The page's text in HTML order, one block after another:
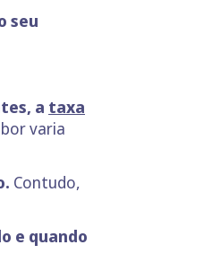
seu
a taxa
varia
Contudo,
e quando